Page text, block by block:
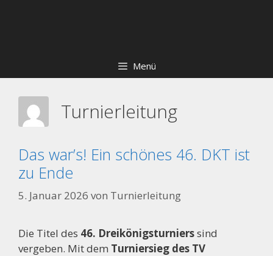
Menü
Turnierleitung
Das war’s! Ein schönes 46. DKT ist
zu Ende
5. Januar 2026 von Turnierleitung
Die Titel des 46. Dreikönigsturnierssind
vergeben. Mit dem Turniersieg des TV